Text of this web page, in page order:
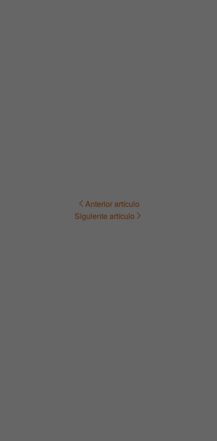
Navegación Anterior artículo
Siguiente artículo